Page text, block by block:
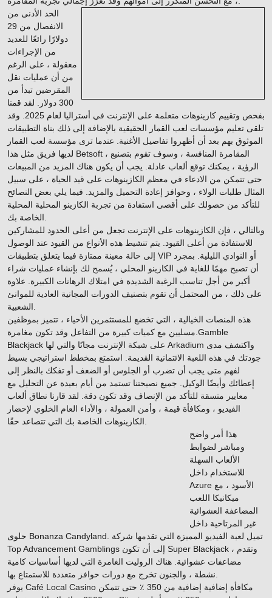
الحد الأدنى من
الانفصال من 29
دولارًا رائعًا للعديد
من الإجراءات
معقولة ، على الرغم
من أن عمليات نقل
المقرضين تبدأ من
300 دولار. لقد قمنا
بفحص وتقييم كازينوهات متعلمة على الإنترنت في أستراليا لعام 2025. وقد
تلقى تعليم مؤسسات لعب القمار الحقيقية بالإضافة إلى ذلك بناة التطبيقات
الموثوق بهم بعد أن أظهروا تفاصيل الأغنية. عندما ترى مؤسسة لعب القمار
لديها فريق مثل هذا Betsoft ، المقامرة المنافسة ، وسوف تقوم بتصنيع
الرؤية ، يمكنك توقع ألعاب عادلة. يجب أن يكون هناك المزيد من المبيعات
حتى تتمكن من الادعاء في معظم الكازينوهات على قيد الحياة ، على سبيل
المثال طلبات الولاء ، وحوافز إعادة التحميل والمزيد. فيما يلي بعض النصائح
للتأكد من حصولك على أقصى استفادة من تجربة الكازينو المحلية المحلية
وبالتالي ، فإن الكازينوهات على الإنترنت تجعل من أعلى الحدود للمشاركين
للاستفادة من أعلى القيود. يتم تنشيط هذه الأنواع من القيود عند الوصول
إلى حالة معينة ممتازة فيما يتعلق بتطبيقات VIP أو النوادي الليلية. بمجرد
أن تصبح مهمًا للغاية في الكازينو المحلي ، يُسمح لك بإنشاء عمليات شراء
أكبر من أجل تناسب الرغبة الشديدة في امتلاك الرهانات الكبيرة. علاوة
على ذلك ، من المحتمل أن تقوم بتصنيف الدورات المجانية العادية للموانئ
هذه المنصات الخيالية ، التي تخضع للمستثمرين الأحياء ، تتميز بموظفين
مسليين مع كميات كبيرة من التفاعل وقد تكون مغامرة.Gamble
Blackjack على شبكة الإنترنت مجانًا والتي لها Arkadium واكتشف مدى
جودتك في هذه اللعبة الائتمانية القديمة. استمتع بمخطط استراتيجي بسيط
لفهم متى يجب أن تضرب أو الجلوس أو الضعف أو تفكك بالنظر إلى
إعطائك وأيضًا الوكيل. جميع نصيحتنا تستمد من أيام بعيدة عن التحليل مع
معايير متسقة للتأكد من الإنصاف وقد تكون دقة. لقد قارنا نطاق ألعاب
الفيديو ، ومكافأة قيمة ، وأمن العمولة ، والأداء العام الخلوي لإحضار
هذا أمر واضح
ومباشر لضوابط
الألعاب السهلة
للاستخدام داخل
Azure الأسود ، مع
ميكانيكا اللعب
المضاعفة العشوائية
غير المرتاحية داخل
حلوى Bonanza Candyland. تميل لعبة الفيديو المميزة التي تقدمها شركة
Top Advancement Gamblings إلى أن تكون Super Blackjack ، وتقدم
مضاعفات عشوائية. هناك الروليت الغامرة التي لديها أساسيات كامية
يوفر Café Local Casino مكافأة إضافية إضافية من 350 ٪ حتى تتمكن